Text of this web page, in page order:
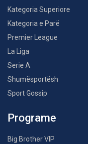
Kategoria Superiore
Kategoria e Parë
Premier League
La Liga
Serie A
Shumësportësh
Sport Gossip
Programe
Big Brother VIP